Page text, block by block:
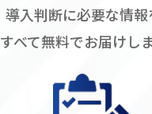
導入判断に必要な情報
すべて無料でお届けしま